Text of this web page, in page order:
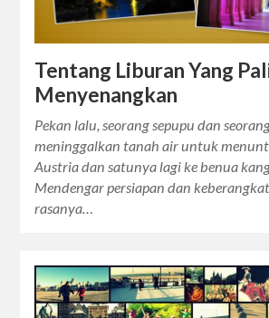
Tentang Liburan Yang
Menyenangkan
Pekan lalu, seorang sepupu dan
meninggalkan tanah air untuk
Austria dan satunya lagi ke benua
Mendengar persiapan dan
rasanya…